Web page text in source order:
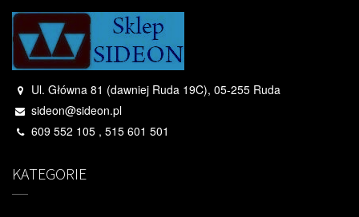
Ul. Główna 81 (dawniej Ruda 19C), 05-255 Ruda
sideon@sideon.pl
609 552 105 , 515 601 501
KATEGORIE